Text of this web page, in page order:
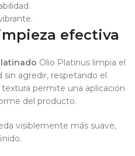
efectiva
Olio Platinus limpia el
agredir, respetando el
permite una aplicación
del producto.
visiblemente más suave,